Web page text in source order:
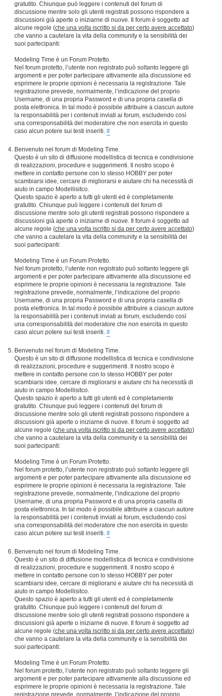
gratutito. Chiunque può leggere i contenuti del forum di
discussione mentre solo gli utenti registrati possono rispondere a
discussioni già aperte o iniziarne di nuove. Il forum è soggetto ad
alcune regole (che una volta iscritto si da per certo avere accettato)
che vanno a cautelare la vita della community e la sensibilità dei
suoi partecipanti:
Modeling Time è un Forum Protetto.
Nel forum protetto, l’utente non registrato può soltanto leggere gli
argomenti e per poter partecipare attivamente alla discussione ed
esprimere le proprie opinioni è necessaria la registrazione. Tale
registrazione prevede, normalmente, l’indicazione del proprio
Username, di una propria Password e di una propria casella di
posta elettronica. In tal modo è possibile attribuire a ciascun autore
la responsabilità per i contenuti inviati ai forum, escludendo così
una corresponsabilità del moderatore che non esercita in questo
caso alcun potere sui testi inseriti. #
Benvenuto nel forum di Modeling Time.
Questo è un sito di diffusione modellistica di tecnica e condivisione
di realizzazioni, procedure e suggerimenti. Il nostro scopo è
mettere in contatto persone con lo stesso HOBBY per poter
scambiarsi idee, cercare di migliorarsi e aiutare chi ha necessità di
aiuto in campo Modellisitco.
Questo spazio è aperto a tutti gli utenti ed è completamente
gratutito. Chiunque può leggere i contenuti del forum di
discussione mentre solo gli utenti registrati possono rispondere a
discussioni già aperte o iniziarne di nuove. Il forum è soggetto ad
alcune regole (che una volta iscritto si da per certo avere accettato)
che vanno a cautelare la vita della community e la sensibilità dei
suoi partecipanti:
Modeling Time è un Forum Protetto.
Nel forum protetto, l’utente non registrato può soltanto leggere gli
argomenti e per poter partecipare attivamente alla discussione ed
esprimere le proprie opinioni è necessaria la registrazione. Tale
registrazione prevede, normalmente, l’indicazione del proprio
Username, di una propria Password e di una propria casella di
posta elettronica. In tal modo è possibile attribuire a ciascun autore
la responsabilità per i contenuti inviati ai forum, escludendo così
una corresponsabilità del moderatore che non esercita in questo
caso alcun potere sui testi inseriti. #
Benvenuto nel forum di Modeling Time.
Questo è un sito di diffusione modellistica di tecnica e condivisione
di realizzazioni, procedure e suggerimenti. Il nostro scopo è
mettere in contatto persone con lo stesso HOBBY per poter
scambiarsi idee, cercare di migliorarsi e aiutare chi ha necessità di
aiuto in campo Modellisitco.
Questo spazio è aperto a tutti gli utenti ed è completamente
gratutito. Chiunque può leggere i contenuti del forum di
discussione mentre solo gli utenti registrati possono rispondere a
discussioni già aperte o iniziarne di nuove. Il forum è soggetto ad
alcune regole (che una volta iscritto si da per certo avere accettato)
che vanno a cautelare la vita della community e la sensibilità dei
suoi partecipanti:
Modeling Time è un Forum Protetto.
Nel forum protetto, l’utente non registrato può soltanto leggere gli
argomenti e per poter partecipare attivamente alla discussione ed
esprimere le proprie opinioni è necessaria la registrazione. Tale
registrazione prevede, normalmente, l’indicazione del proprio
Username, di una propria Password e di una propria casella di
posta elettronica. In tal modo è possibile attribuire a ciascun autore
la responsabilità per i contenuti inviati ai forum, escludendo così
una corresponsabilità del moderatore che non esercita in questo
caso alcun potere sui testi inseriti. #
Benvenuto nel forum di Modeling Time.
Questo è un sito di diffusione modellistica di tecnica e condivisione
di realizzazioni, procedure e suggerimenti. Il nostro scopo è
mettere in contatto persone con lo stesso HOBBY per poter
scambiarsi idee, cercare di migliorarsi e aiutare chi ha necessità di
aiuto in campo Modellisitco.
Questo spazio è aperto a tutti gli utenti ed è completamente
gratutito. Chiunque può leggere i contenuti del forum di
discussione mentre solo gli utenti registrati possono rispondere a
discussioni già aperte o iniziarne di nuove. Il forum è soggetto ad
alcune regole (che una volta iscritto si da per certo avere accettato)
che vanno a cautelare la vita della community e la sensibilità dei
suoi partecipanti:
Modeling Time è un Forum Protetto.
Nel forum protetto, l’utente non registrato può soltanto leggere gli
argomenti e per poter partecipare attivamente alla discussione ed
esprimere le proprie opinioni è necessaria la registrazione. Tale
registrazione prevede, normalmente, l’indicazione del proprio